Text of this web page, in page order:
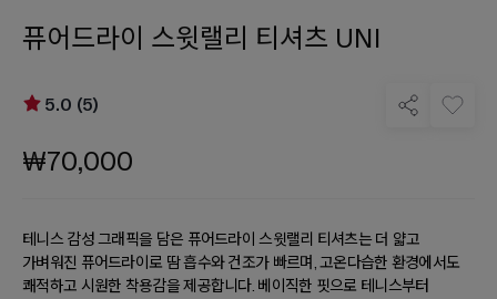
퓨어드라이 스윗랠리 티셔츠 UNI
5.0 (5)
₩70,000
테니스 감성 그래픽을 담은 퓨어드라이 스윗랠리 티셔츠는 더 얇고
가벼워진 퓨어드라이로 땀 흡수와 건조가 빠르며, 고온다습한 환경에서도
쾌적하고 시원한 착용감을 제공합니다. 베이직한 핏으로 테니스부터